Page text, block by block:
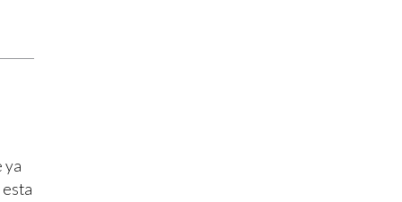
ya